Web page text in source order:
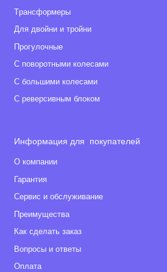
Tрансформеры
Для двойни и тройни
Прогулочные
С поворотными колесами
С большими колесами
С реверсивным блоком
Информация для покупателей
О компании
Гарантия
Сервис и обслуживание
Преимущества
Как сделать заказ
Вопросы и ответы
Оплата